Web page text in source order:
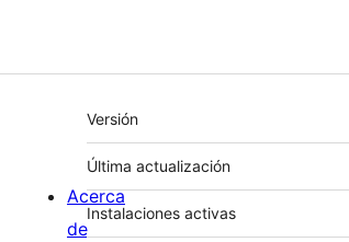
Meta
Versión
Última actualización
Instalaciones activas
Acerca
de